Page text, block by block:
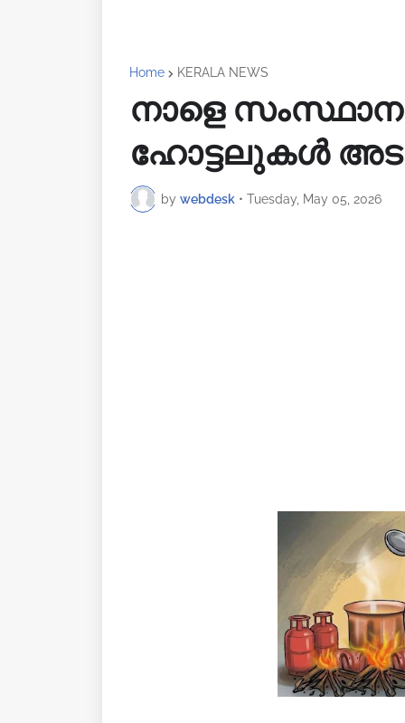
Home KERALA NEWS
നാളെ
ഹോട്ടലുകൾ
by webdesk • Tuesday, May 05, 2026